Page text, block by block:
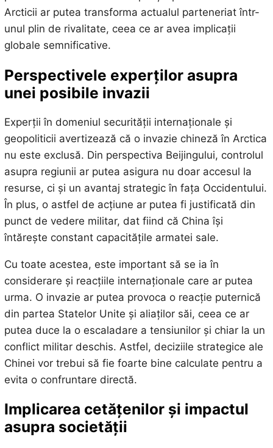
Arcticii ar putea transforma actualul parteneriat într-
unul plin de rivalitate, ceea ce ar avea implicații
globale semnificative.
Perspectivele experților asupra
unei posibile invazii
Experții în domeniul securității internaționale și
geopoliticii avertizează că o invazie chineză în Arctica
nu este exclusă. Din perspectiva Beijingului, controlul
asupra regiunii ar putea asigura nu doar accesul la
resurse, ci și un avantaj strategic în fața Occidentului.
În plus, o astfel de acțiune ar putea fi justificată din
punct de vedere militar, dat fiind că China își
întărește constant capacitățile armatei sale.
Cu toate acestea, este important să se ia în
considerare și reacțiile internaționale care ar putea
urma. O invazie ar putea provoca o reacție puternică
din partea Statelor Unite și aliaților săi, ceea ce ar
putea duce la o escaladare a tensiunilor și chiar la un
conflict militar deschis. Astfel, deciziile strategice ale
Chinei vor trebui să fie foarte bine calculate pentru a
evita o confruntare directă.
Implicarea cetățenilor și impactul
asupra societății